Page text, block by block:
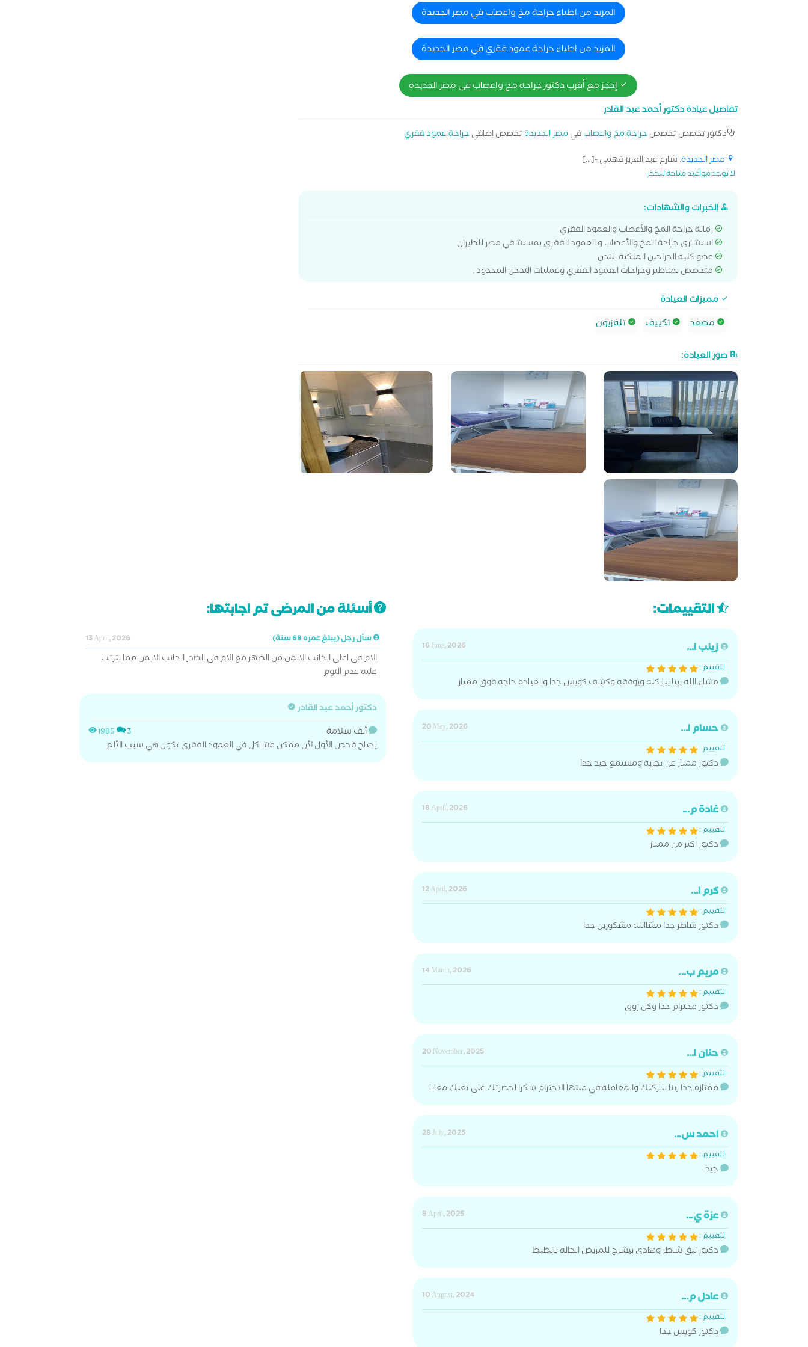
للتدخلات طفيفة التوغل للمخ والعمود الفقري * والعديد والعديد من المشاركات الدولية الأخرى فى مجال تعليم
جراحات المخ والأعصاب والعمود الفقريالمزيد من اطباء جراحة مخ واعصاب في مصر الجديدة
المزيد من اطباء جراحة عمود فقري في مصر الجديدة
إحجز مع أقرب دكتور جراحة مخ واعصاب في مصر الجديدة
تفاصيل عيادة دكتور أحمد عبد القادر
دكتور تخصص تخصص جراحة مخ واعصابفي مصر الجديدة تخصص إضافي جراحة عمود فقري
مصر الجديدة: شارع عبد العزيز فهمي -[...]
لا توجد مواعيد متاحة للحجز
الخبرات والشهادات:
زمالة جراحة المخ والأعصاب والعمود الفقري
استشاري جراحة المخ والأعصاب و العمود الفقري بمستشفي مصر للطيران
عضو كلية الجراحين الملكية بلندن
متخصص بمناظير وجراحات العمود الفقري وعمليات التدخل المحدود .
مميزات العيادة
مصعد
تكييف تلفزيون
صور العيادة:
التقييمات:
زينب ا...
16 June, 2026
التقييم :
مشاء الله ربنا يباركله ويوفقه وكشف كويس جدا والعياده حاجه فوق ممتاز
حسام ا...
20 May, 2026
التقييم :
دكتور ممتاز عن تجربة ومستمع جيد جدا
غادة م...
18 April, 2026
التقييم :
دكتور اكثر من ممتاز
كرم ا...
12 April, 2026
التقييم :
دكتور شاطر جدا مشاالله مشكورين جدا
مريم ب...
14 March, 2026
التقييم :
دكتور محترام جدا وكل زوق
حنان ا...
20 November, 2025
التقييم :
ممتازه جدا ربنا يباركلك والمعاملة في منتها الاحترام شكرا لحضرتك على تعبك معايا
احمد س...
28 July, 2025
التقييم :
جيد
عزة ي...
8 April, 2025
التقييم :
دكتور لبق شاطر وهادى بيشرح للمريض الحاله بالظبط
عادل م...
10 August, 2024
التقييم :
دكتور كويس جدا
أسئلة من المرضى تم اجابتها:
سأل رجل (يبلغ عمره 68 سنة) 13 April, 2026
الام فى اعلى الجانب الايمن من الظهر مع الام فى الصدر الجانب الايمن مما يترتب
عليه عدم النوم
دكتور أحمد عبد القادر
1985 3
ألف سلامة
يحتاج فحص الأول لأن ممكن مشاكل في العمود الفقري تكون هي سبب الألم